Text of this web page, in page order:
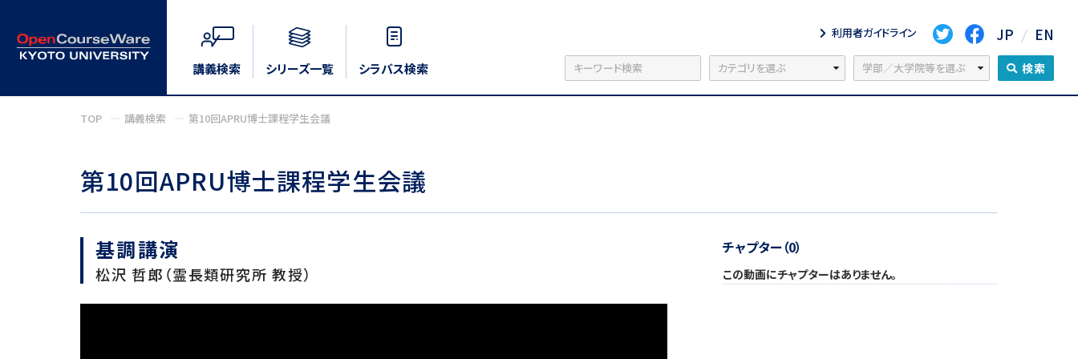
講義検索 シリーズ一覧 シラバス検索
利用者ガイドライン JP EN
検索
TOP 講義検索 第10回APRU博士課程学生会議
第10回APRU博士課程学生会議
基調講演
松沢 哲郎（霊長類研究所 教授）
チャプター（0）
この動画にチャプターはありません。